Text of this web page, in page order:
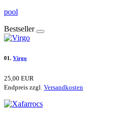
pool
Bestseller
01. Virgo
25,00 EUR
Endpreis zzgl. Versandkosten